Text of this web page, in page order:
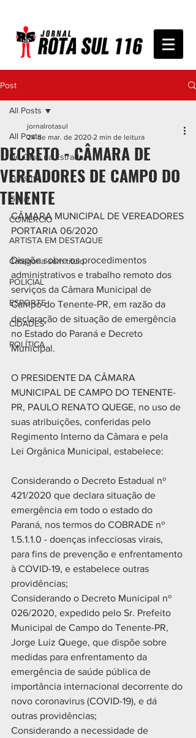
Post
All Posts
De Olho na Estrada
Turismo
Geral
COMÉRCIO
ARTISTA EM DESTAQUE
Categoria sem título
POLICIAL
ESPORTE
CIDADES
POLÍTICA
All Posts
DECRETO - CÂMARA DE
VEREADORES DE CAMPO DO
TENENTE
jornalrotasul
24 de mar. de 2020 2 min de leitura
CÂMARA MUNICIPAL DE VEREADORES
PORTARIA 06/2020
Dispõe sobre os procedimentos
administrativos e trabalho remoto dos
serviços da Câmara Municipal de
Campo do Tenente-PR, em razão da
declaração de situação de emergência
no Estado do Paraná e Decreto
Municipal.
O PRESIDENTE DA CÂMARA
MUNICIPAL DE CAMPO DO TENENTE-
PR, PAULO RENATO QUEGE, no uso de
suas atribuições, conferidas pelo
Regimento Interno da Câmara e pela
Lei Orgânica Municipal, estabelece:
Considerando o Decreto Estadual nº
421/2020 que declara situação de
emergência em todo o estado do
Paraná, nos termos do COBRADE nº
1.5.1.1.0 - doenças infecciosas virais,
para fins de prevenção e enfrentamento
à COVID-19, e estabelece outras
providências;
Considerando o Decreto Municipal nº
026/2020, expedido pelo Sr. Prefeito
Municipal de Campo do Tenente-PR,
Jorge Luiz Quege, que dispõe sobre
medidas para enfrentamento da
emergência de saúde pública de
importância internacional decorrente do
novo coronavirus (COVID-19), e dá
outras providências;
Considerando a necessidade de